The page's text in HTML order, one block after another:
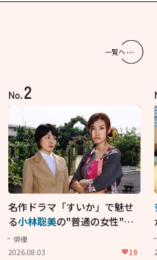
一覧へ
No.2
名作ドラマ「すいか」で魅せ
る小林聡美の"普通の女性"が
大人に刺さる...映画「かもめ
食堂」にも通じる静かな芝居
俳優
2026.08.03
19